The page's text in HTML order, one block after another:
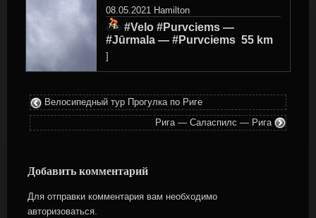
08.05.2021 Hamilton
‍ #Velo #Purvciems —
#Jūrmala — #Purvciems ‍ 55 km
]
Велосипедный тур Прогулка по Риге
Рига — Саласпилс — Рига
Добавить комментарий
Для отправки комментария вам необходимо
авторизоваться.